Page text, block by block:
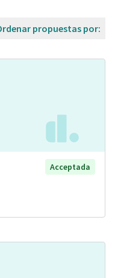
propuestas por:
Acceptada